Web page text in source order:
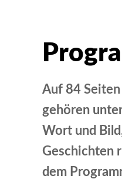
Auf 84
gehören
Wort und
Geschichten
dem